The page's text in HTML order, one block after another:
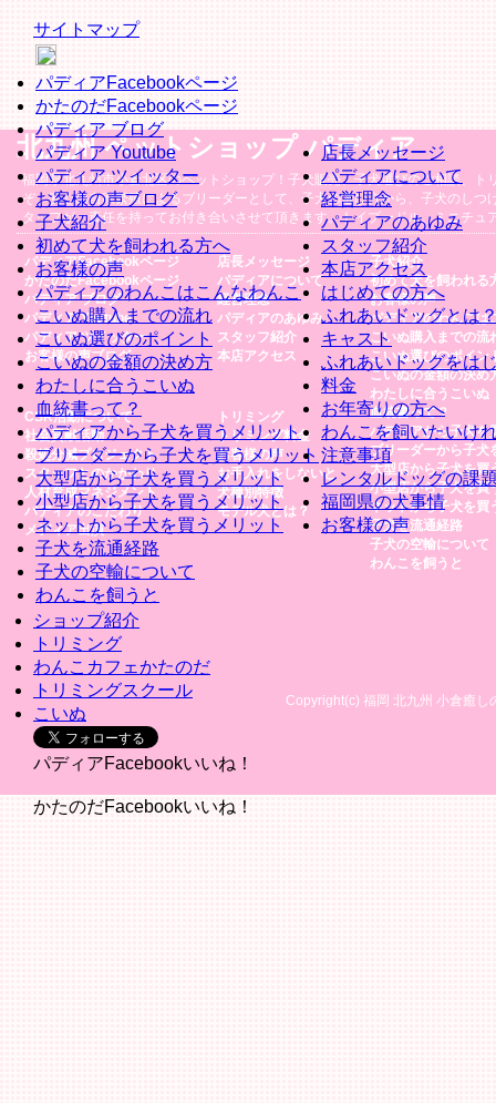
サイトマップ
パディアFacebookページ
かたのだFacebookページ
パディア ブログ
パディア Youtube
パディア ツイッター
お客様の声ブログ
子犬紹介
初めて犬を飼われる方へ
お客様の声
パディアのわんこはこんなわんこ
こいぬ購入までの流れ
こいぬ選びのポイント
こいぬの金額の決め方
わたしに合うこいぬ
血統書って？
パディアから子犬を買うメリット
ブリーダーから子犬を買うメリット
大型店から子犬を買うメリット
小型店から子犬を買うメリット
ネットから子犬を買うメリット
子犬を流通経路
子犬の空輸について
わんこを飼うと
店長メッセージ
パディアについて
経営理念
パディアのあゆみ
スタッフ紹介
本店アクセス
はじめての方へ
ふれあいドッグとは
キャスト
ふれあいドッグをは
料金
お年寄りの方へ
わんこを飼いたいけ
注意事項
レンタルドッグの課
福岡県の犬事情
お客様の声
ショップ紹介
トリミング
わんこカフェかたのだ
トリミングスクール
こいぬ
パディアFacebookいいね！
かたのだFacebookいいね！
北九州 ペットショップ パディア
福岡県北九州市小倉北区のペットショップ！子犬販売、子犬選びのご相談、
ぞ。安心の自家繁殖によるブリーダーとして、子犬の選び方から、子犬のし
タッフが、責任を持ってお付き合いさせて頂きます。トイプードル、ミニチ
パディアFacebookページ
かたのだFacebookページ
パディア ブログ
パディア Youtube
パディア ツイッター
お客様の声ブログ
店長メッセージ
パディアについて
経営理念
パディアのあゆみ
スタッフ紹介
本店アクセス
子犬紹介
初めて犬を飼われる
お客様の声
パディアのわんこは
こいぬ購入までの流
こいぬ選びのポイン
こいぬの金額の決め
わたしに合うこいぬ
血統書って？
パディアから子犬を
ブリーダーから子犬
大型店から子犬を買
小型店から子犬を買
ネットから子犬を買
子犬を流通経路
子犬の空輸について
わんこを飼うと
CSR活動について
社会貢献活動
殺処分減プロジェクト
スタッフとのかかわり
人材育成マネジメント
パディアのこだわり
メディア出演
トリミング
トリミング料金
お客様の声
お手入れをしないと
犬種別特徴
モデル犬とは？
Copyright(c) 福岡 北九州 小倉癒